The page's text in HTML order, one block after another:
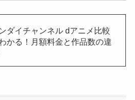
ダイチャンネル dアニメ比較
かる！月額料金と作品数の違